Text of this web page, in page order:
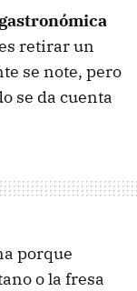
retirar un
se note, pero
se da cuenta
porque
o la fresa